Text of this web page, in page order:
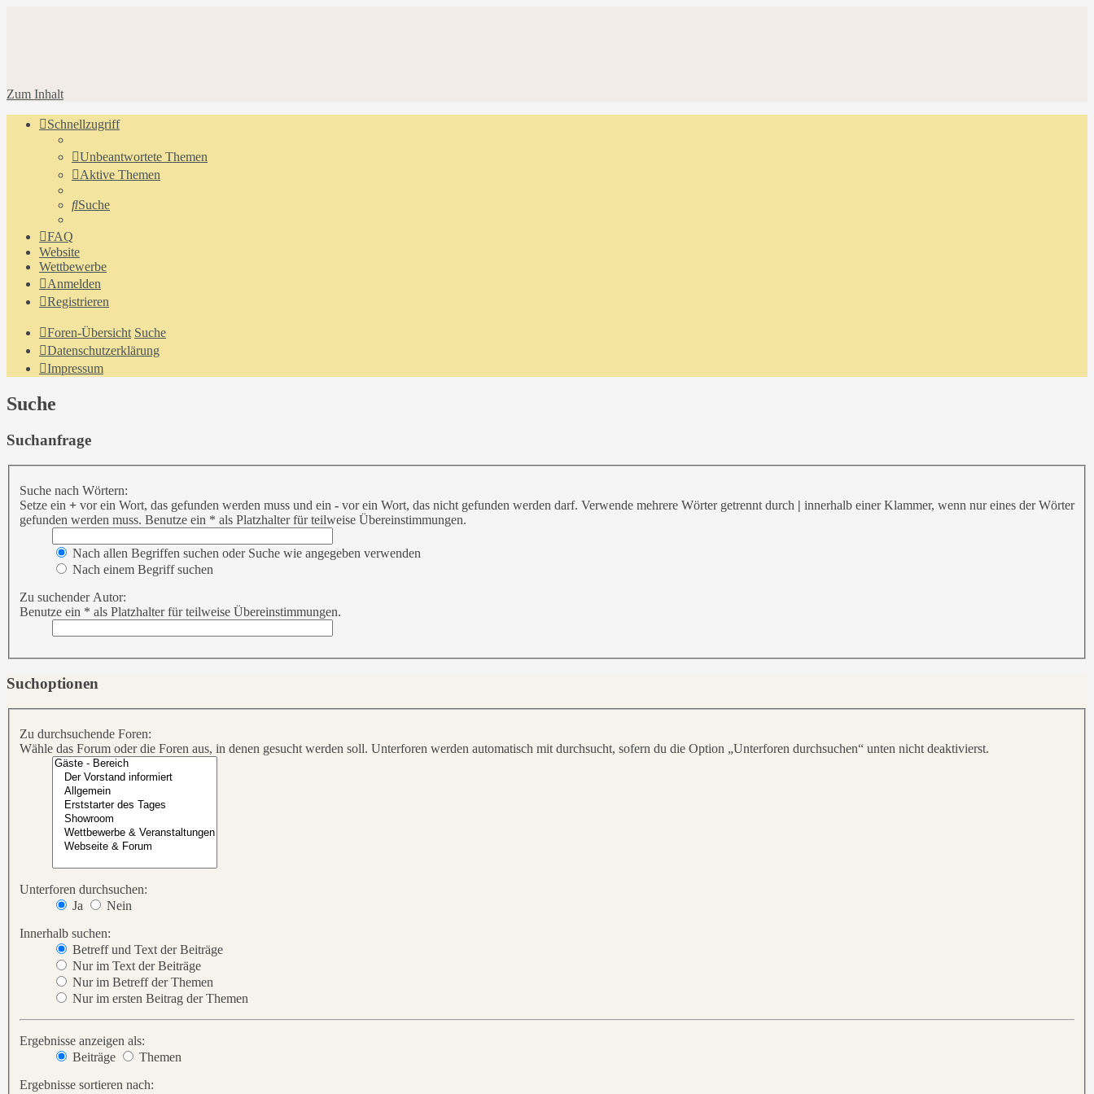
Zum Inhalt
Schnellzugriff
Unbeantwortete Themen
Aktive Themen
Suche
FAQ
Website
Wettbewerbe
Anmelden
Registrieren
Foren-Übersicht Suche
Datenschutzerklärung
Impressum
Suche
Suchanfrage
Suche nach Wörtern:
Setze ein + vor ein Wort, das gefunden werden muss und ein - vor ein Wort, das nicht gefunden werden darf. Verwende mehrere Wörter getrennt durch | innerhalb einer Klammer, wenn nur eines der Wörter
gefunden werden muss. Benutze ein * als Platzhalter für teilweise Übereinstimmungen.
Nach allen Begriffen suchen oder Suche wie angegeben verwenden
Nach einem Begriff suchen
Zu suchender Autor:
Benutze ein * als Platzhalter für teilweise Übereinstimmungen.
Suchoptionen
Zu durchsuchende Foren:
Wähle das Forum oder die Foren aus, in denen gesucht werden soll. Unterforen werden automatisch mit durchsucht, sofern du die Option „Unterforen durchsuchen“ unten nicht deaktivierst.
Unterforen durchsuchen:
Ja
Nein
Innerhalb suchen:
Betreff und Text der Beiträge
Nur im Text der Beiträge
Nur im Betreff der Themen
Nur im ersten Beitrag der Themen
Ergebnisse anzeigen als:
Beiträge
Themen
Ergebnisse sortieren nach: